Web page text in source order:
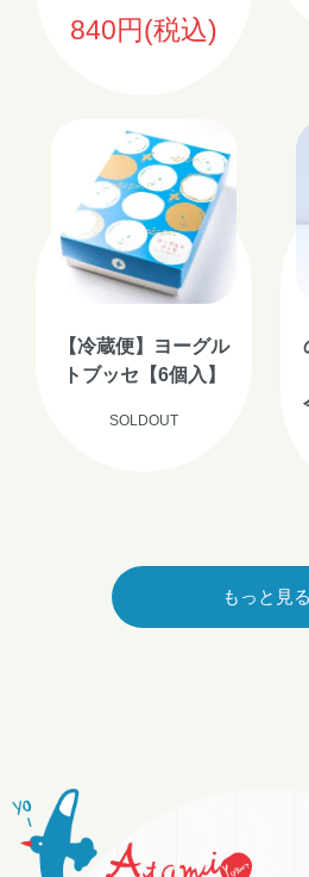
840円(税込)
【冷蔵便】ヨーグル
トブッセ【6個入】
SOLDOUT
もっと見る